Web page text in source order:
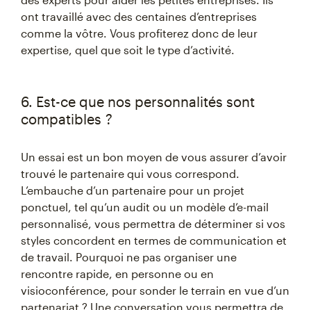
ont travaillé avec des centaines d’entreprises
comme la vôtre. Vous profiterez donc de leur
expertise, quel que soit le type d’activité.
6. Est-ce que nos personnalités sont
compatibles ?
Un essai est un bon moyen de vous assurer d’avoir
trouvé le partenaire qui vous correspond.
L’embauche d’un partenaire pour un projet
ponctuel, tel qu’un audit ou un modèle d’e-mail
personnalisé, vous permettra de déterminer si vos
styles concordent en termes de communication et
de travail. Pourquoi ne pas organiser une
rencontre rapide, en personne ou en
visioconférence, pour sonder le terrain en vue d’un
partenariat ? Une conversation vous permettra de